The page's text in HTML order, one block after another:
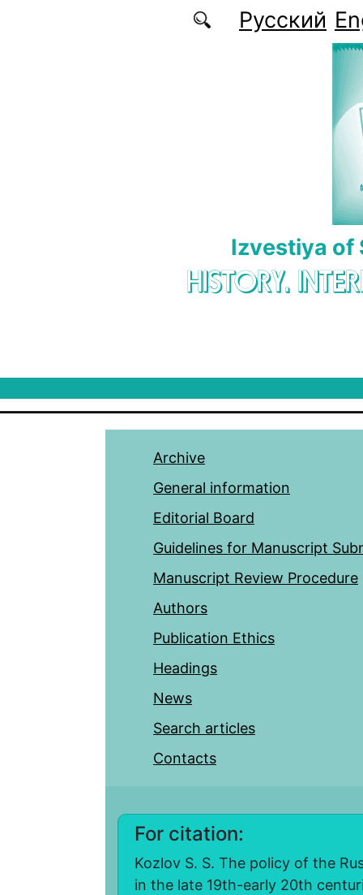
Русский
Izvestiya of
HISTORY.
Archive
General information
Editorial Board
Guidelines for Manuscript
Manuscript Review Procedure
Authors
Publication Ethics
Headings
News
Search articles
Contacts
For citation:
Kozlov S. S. The policy of the
in the late 19th-early 20th